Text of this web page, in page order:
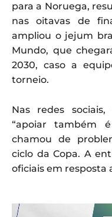
para a Noruega,
nas oitavas de
ampliou o jejum
Mundo, que
2030, caso a
torneio.
Nas redes
“apoiar também
chamou de
ciclo da Copa. A
oficiais em resposta